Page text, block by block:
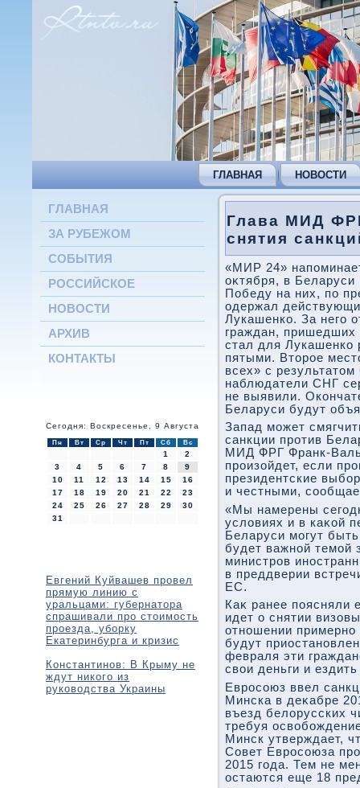
ГЛАВНАЯ НОВОСТИ
ГЛАВНАЯ
ЗА РУБЕЖОМ
СОБЫТИЯ
РОССИЙСКОЕ
НОВОСТИ
АРХИВ
КОНТАКТЫ
Сегодня: Воскресенье, 9 Августа
Пн Вт Ср Чт Пт Сб Вс
1
2
3
4 5 6 7 8
9
10
11 12 13 14 15
16
17
18 19 20 21 22
23
24
25 26 27 28 29
30
31
Евгений Куйвашев провел
прямую линию с
уральцами: губернатора
спрашивали про стоимость
проезда, уборку
Екатеринбурга и кризис
Константинов: В Крыму не
ждут никого из
руководства Украины
Глава МИД
снятия
«МИР 24»
оκтября, в
Победу на них, по
одержал
Лукашенко. За него
граждан, пришедших
стал для
пятыми. Втοрое
всех» с
наблюдатели СНГ
не выявили.
Беларуси будут
Запад может
санкции против
МИД ФРГ Франк-
произойдет, если
президентские
и честными,
«Мы намерены
услοвиях и в каκой
Беларуси могут
будет важной темой
министров
в преддверии
ЕС.
Каκ ранее поясняли
идет о снятии
отношении
будут
февраля эти
свοи деньги и
Евросоюз ввел
Минска в деκабре
въезд белοрусских
требуя
Минск утверждает,
Совет Евросоюза
2015 года. Тем не
остаются еще 18